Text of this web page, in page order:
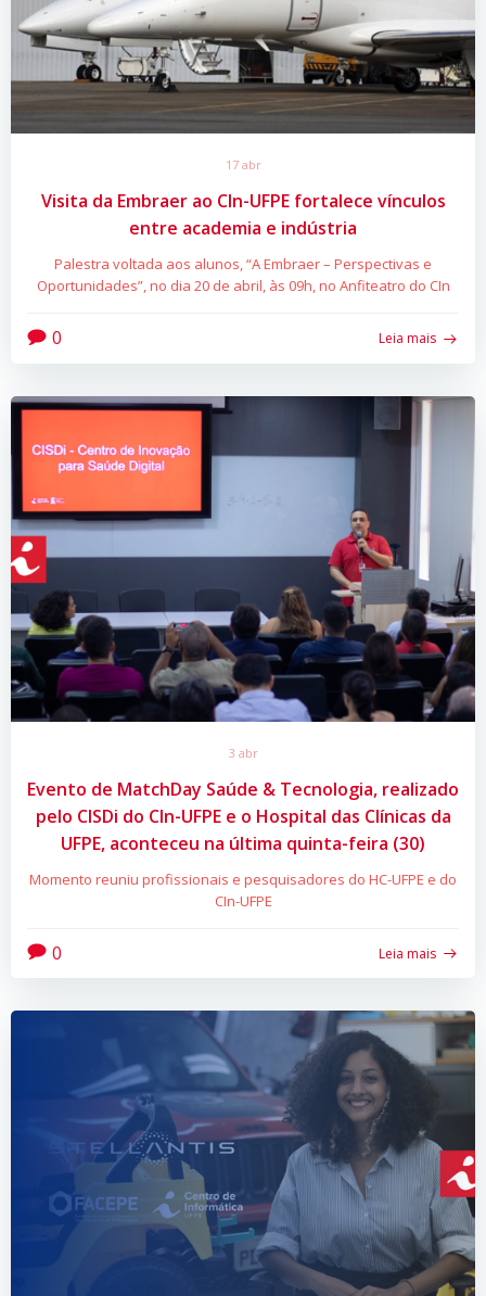
17 abr
Visita da Embraer ao CIn-UFPE fortalece vínculos
entre academia e indústria
Palestra voltada aos alunos, “A Embraer – Perspectivas e
Oportunidades”, no dia 20 de abril, às 09h, no Anfiteatro do CIn
0 Leia mais
3 abr
Evento de MatchDay Saúde & Tecnologia, realizado
pelo CISDi do CIn-UFPE e o Hospital das Clínicas da
UFPE, aconteceu na última quinta-feira (30)
Momento reuniu profissionais e pesquisadores do HC-UFPE e do
CIn-UFPE
0 Leia mais